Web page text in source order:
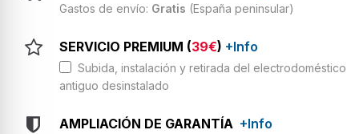
Gastos de envío: Gratis (España peninsular)
SERVICIO PREMIUM (39€) +Info
Subida, instalación y retirada del electrodoméstico
antiguo desinstalado
AMPLIACIÓN DE GARANTÍA +Info